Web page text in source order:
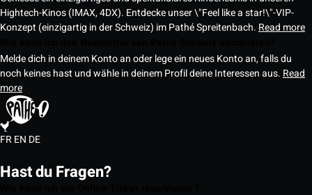
Hightech-Kinos (IMAX, 4DX). Entdecke unser \"Feel like a star!\"-VIP-
Konzept (einzigartig in der Schweiz) im Pathé Spreitenbach. Read more
Melde dich in deinem Konto an oder lege ein neues Konto an, falls du
noch keines hast und wähle in deinem Profil deine Interessen aus. Read
more
FREN DE
Hast du Fragen?